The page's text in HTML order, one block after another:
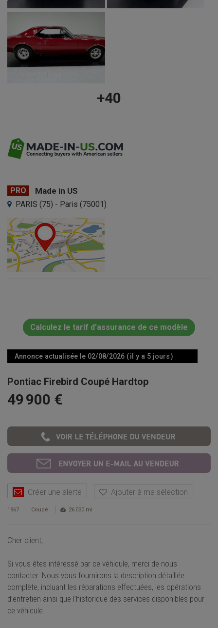
+40
PRO Made in US
PARIS (75) - Paris (75001)
Calculez le tarif d'assurance de ce modèle
Annonce actualisée le 02/08/2026 ( il y a 5 jours )
Pontiac Firebird Coupé Hardtop
49 900 €
Créer une alerte Ajouter à ma sélection
1967 Coupé 26 030 mi
Cher client,
Si vous êtes intéressé par ce véhicule, merci de nous
contacter. Nous vous fournirons la description détaillée
complète, incluant les réparations effectuées, les opérations
d’entretien ainsi que l’historique des services disponibles pour
ce véhicule.